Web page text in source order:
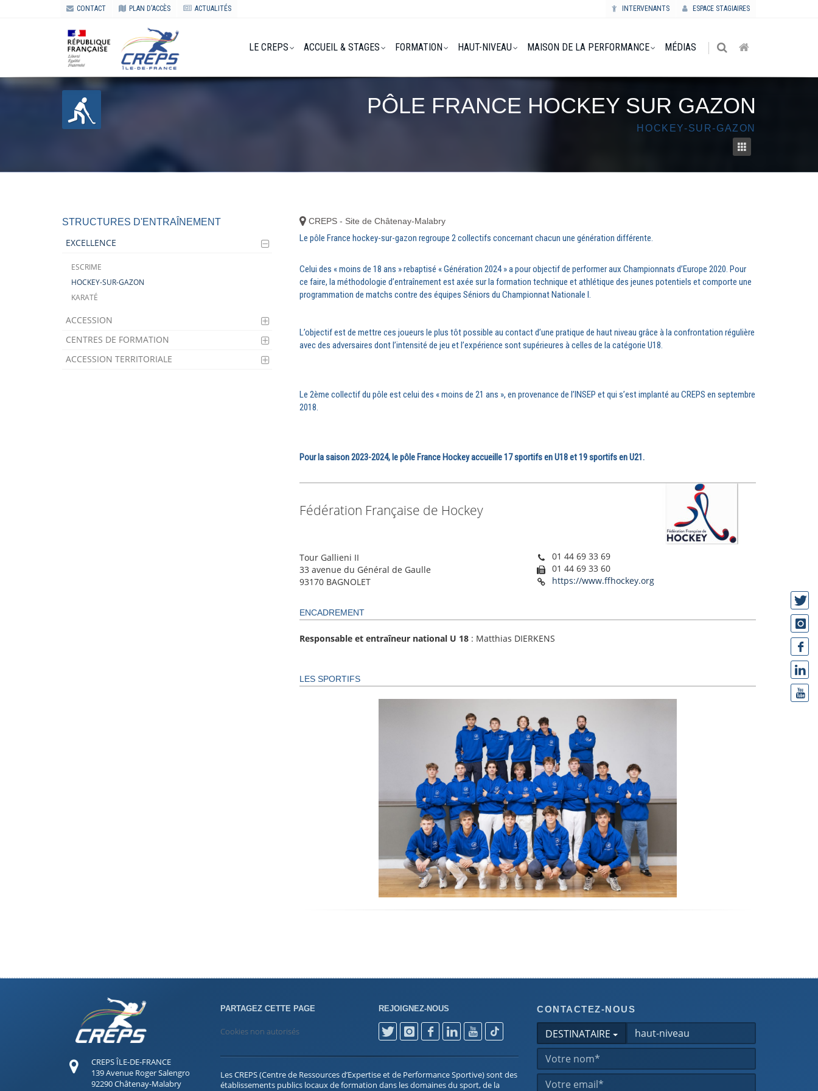
INTERVENANTS ESPACE STAGIAIRES
CONTACT PLAN D'ACCÈS ACTUALITÉS
LE CREPS ACCUEIL & STAGES FORMATION HAUT-NIVEAU MAISON DE LA PERFORMANCE MÉDIAS
PÔLE FRANCE HOCKEY SUR GAZON
HOCKEY-SUR-GAZON
STRUCTURES D'ENTRAÎNEMENT
EXCELLENCE
ESCRIME
HOCKEY-SUR-GAZON
KARATÉ
ACCESSION
CENTRES DE FORMATION
ACCESSION TERRITORIALE
CREPS - Site de Châtenay-Malabry
Le pôle France hockey-sur-gazon regroupe 2 collectifs concernant chacun une génération différente.
Celui des « moins de 18 ans » rebaptisé « Génération 2024 » a pour objectif de performer aux Championnats d’Europe 2020. Pour
ce faire, la méthodologie d’entraînement est axée sur la formation technique et athlétique des jeunes potentiels et comporte une
programmation de matchs contre des équipes Séniors du Championnat Nationale I.
L’objectif est de mettre ces joueurs le plus tôt possible au contact d’une pratique de haut niveau grâce à la confrontation régulière
avec des adversaires dont l’intensité de jeu et l’expérience sont supérieures à celles de la catégorie U18.
Le 2ème collectif du pôle est celui des « moins de 21 ans », en provenance de l’INSEP et qui s’est implanté au CREPS en septembre
2018.
Pour la saison 2023-2024, le pôle France Hockey accueille 17 sportifs en U18 et 19 sportifs en U21.
Fédération Française de Hockey
Tour Gallieni II
33 avenue du Général de Gaulle
93170 BAGNOLET
01 44 69 33 69
01 44 69 33 60
https://www.ffhockey.org
ENCADREMENT
Responsable et entraîneur national U 18 : Matthias DIERKENS
LES SPORTIFS
CREPS ÎLE-DE-FRANCE
139 Avenue Roger Salengro
92290 Châtenay-Malabry
PARTAGEZ CETTE PAGE
Cookies non autorisés
REJOIGNEZ-NOUS
Les CREPS (Centre de Ressources d’Expertise et de Performance Sportive) sont des
établissements publics locaux de formation dans les domaines du sport, de la
CONTACTEZ-NOUS
DESTINATAIRE